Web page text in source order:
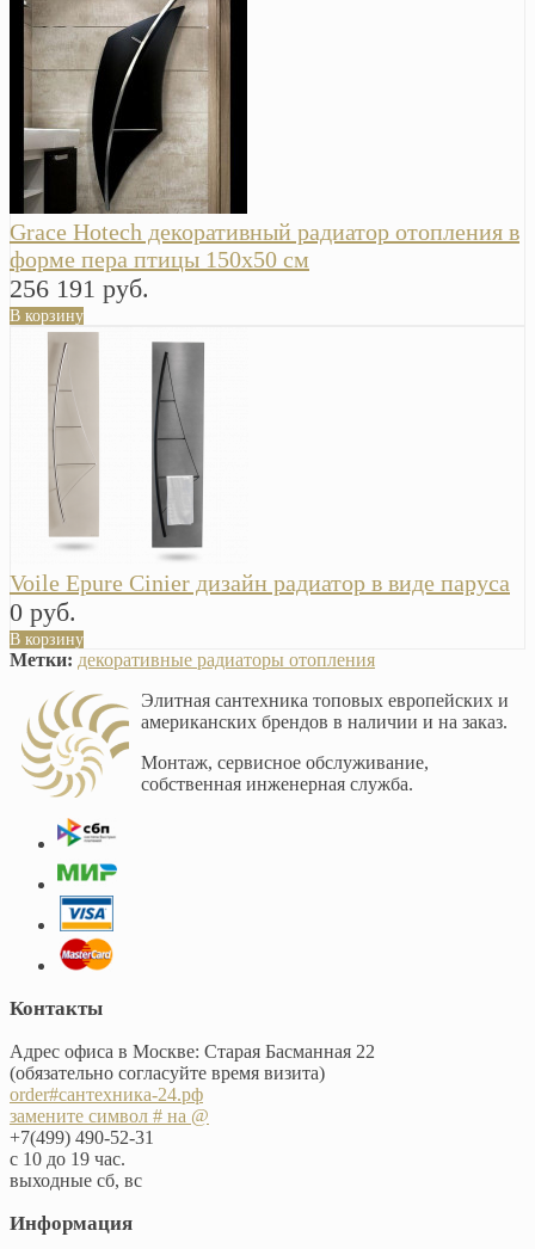
Grace Hotech декоративный радиатор отопления в
форме пера птицы 150х50 см
256 191 руб.
В корзину
Voile Epure Cinier дизайн радиатор в виде паруса
0 руб.
В корзину
Метки: декоративные радиаторы отопления
Элитная сантехника топовых европейских и
американских брендов в наличии и на заказ.
Монтаж, сервисное обслуживание,
собственная инженерная служба.
Контакты
Адрес офиса в Москве: Старая Басманная 22
(обязательно согласуйте время визита)
order#сантехника-24.рф
замените символ # на @
+7(499) 490-52-31
с 10 до 19 час.
выходные сб, вс
Информация